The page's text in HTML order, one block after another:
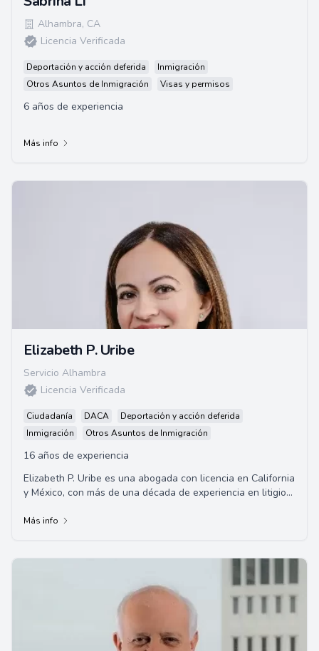
Alhambra, CA
Licencia Verificada
Deportación y acción deferida
Inmigración
Otros Asuntos de Inmigración
Visas y permisos
6 años de experiencia
Más info
Elizabeth P. Uribe
Servicio Alhambra
Licencia Verificada
Ciudadanía DACA
Deportación y acción deferida
Inmigración
Otros Asuntos de Inmigración
16 años de experiencia
Elizabeth P. Uribe es una abogada con licencia en California
y México, con más de una década de experiencia en litigios
Más info